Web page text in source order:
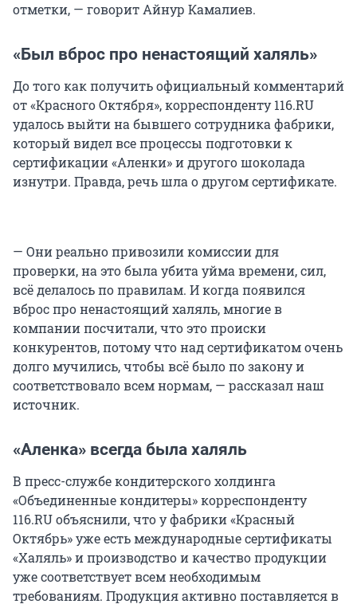
отметки, — говорит Айнур Камалиев.
«Был вброс про ненастоящий халяль»
До того как получить официальный комментарий
от «Красного Октября», корреспонденту 116.RU
удалось выйти на бывшего сотрудника фабрики,
который видел все процессы подготовки к
сертификации «Аленки» и другого шоколада
изнутри. Правда, речь шла о другом сертификате.
— Они реально привозили комиссии для
проверки, на это была убита уйма времени, сил,
всё делалось по правилам. И когда появился
вброс про ненастоящий халяль, многие в
компании посчитали, что это происки
конкурентов, потому что над сертификатом очень
долго мучились, чтобы всё было по закону и
соответствовало всем нормам, — рассказал наш
источник.
«Аленка» всегда была халяль
В пресс-службе кондитерского холдинга
«Объединенные кондитеры» корреспонденту
116.RU объяснили, что у фабрики «Красный
Октябрь» уже есть международные сертификаты
«Халяль» и производство и качество продукции
уже соответствует всем необходимым
требованиям. Продукция активно поставляется в